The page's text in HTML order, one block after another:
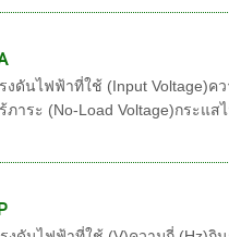
งดันไฟฟ้าที่ใช้ (Input Voltage)
ระ (No-Load Voltage)กระแสไ